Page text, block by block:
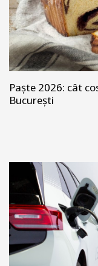
Paște 2026: cât
București